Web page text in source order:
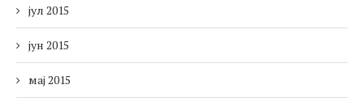
јул 2015
јун 2015
мај 2015